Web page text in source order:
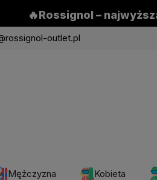
🔥Rossignol –
outlet.pl
Mężczyzna Kobieta